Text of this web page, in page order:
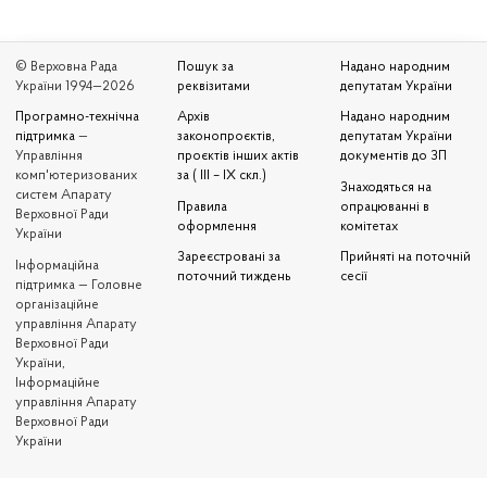
© Верховна Рада
України 1994—2026
Програмно-технічна
підтримка —
Управління
комп'ютеризованих
систем Апарату
Верховної Ради
України
Iнформаційна
підтримка — Головне
організаційне
управління Апарату
Верховної Ради
України,
Інформаційне
управління Апарату
Верховної Ради
України
Пошук за
реквізитами
Архів
законопроєктів,
проєктів інших актів
за ( III – IX скл.)
Правила
оформлення
Зареєстровані за
поточний тиждень
Надано народним
депутатам України
Надано народним
депутатам України
документів до ЗП
Знаходяться на
опрацюванні в
комітетах
Прийняті на поточній
сесії